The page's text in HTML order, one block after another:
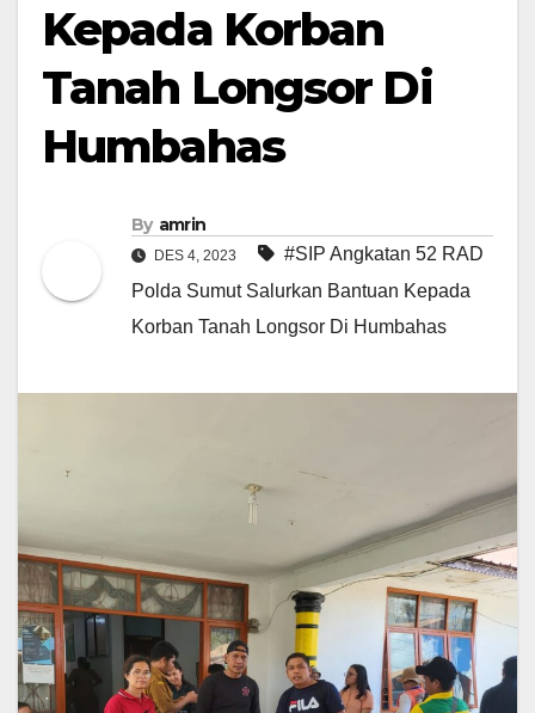
Kepada Korban
Tanah Longsor Di
Humbahas
By amrin
DES 4, 2023
#SIP Angkatan 52 RAD
Polda Sumut Salurkan Bantuan Kepada
Korban Tanah Longsor Di Humbahas